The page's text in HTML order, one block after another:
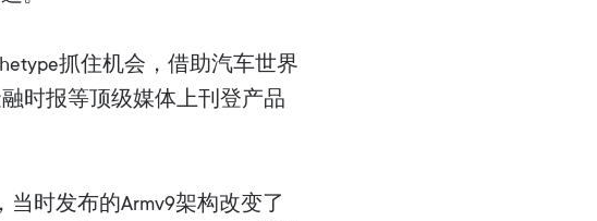
抓住机会，借助汽车世界
时报等顶级媒体上刊登产品
时发布的Armv9架构改变了